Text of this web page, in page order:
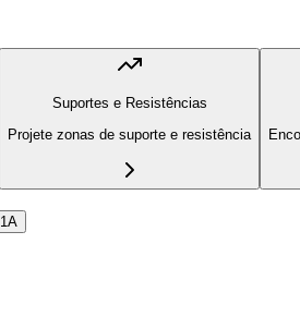
Suportes e Resistências
Projete zonas de suporte e resistência
1A